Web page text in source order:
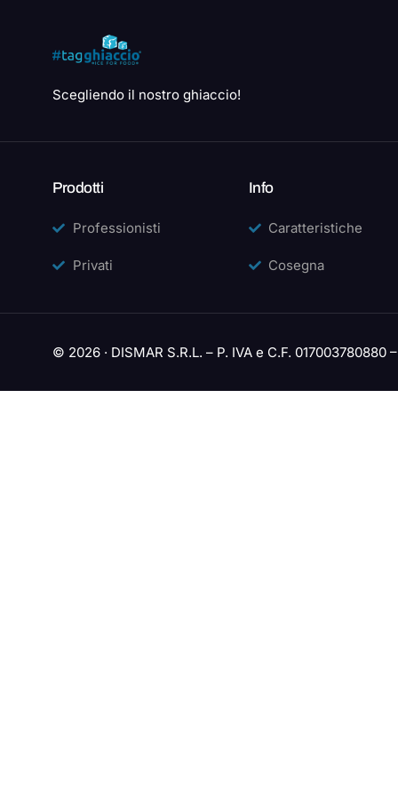
Scegliendo il nostro ghiaccio!
Prodotti
Professionisti
Privati
Info
Caratteristiche
Cosegna
© 2026 · DISMAR S.R.L. – P. IVA e C.F. 017003780880